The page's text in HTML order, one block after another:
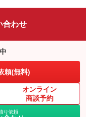
合わせ
頼(無料)
オンライン
商談予約
り依頼